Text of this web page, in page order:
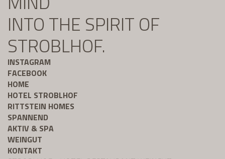
INTO THE SPIRIT OF
STROBLHOF.
INSTAGRAM
FACEBOOK
HOME
HOTEL STROBLHOF
RITTSTEIN HOMES
SPANNEND
AKTIV & SPA
WEINGUT
KONTAKT